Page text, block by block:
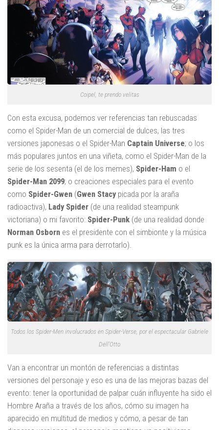
Coipel, te prendo velitas
Con esta excusa, podemos ver referencias tan rebuscadas
como el Spider-Man de un comercial de dulces, las tres
versiones japonesas o el Spider-Man Captain Universe; o los
más populares juntos en una viñeta, como el Spider-Man de la
serie de los sesenta (el de los memes), Spider-Ham o el
Spider-Man 2099; o creaciones especiales para el evento
como Spider-Gwen (Gwen Stacy picada por la araña
radioactiva), Lady Spider (de una realidad steampunk
victoriana) o mi favorito: Spider-Punk (de una realidad donde
Norman Osborn es el presidente con el simbionte y la música
punk es la única arma para derrotarlo).
Todos los Spider-Men involucrados en Spider-Verse, por el espectacular Gabriele
Dell'Otto
Van a encontrar un montón de referencias a distintas
versiones del personaje y eso es una de las mejoras bazas del
evento: tener la oportunidad de palpar cuán influyente ha sido el
Hombre Araña a través de los años, cómo su imagen ha
aparecido en multitud de medios y cómo, a pesar de tan